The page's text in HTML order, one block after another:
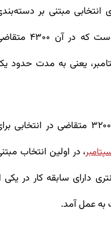
مبتنی بر دسته‌بندی
بود. با این حال، پس از انتخاب ۱۵ آگوست که در آن ۴۳۰۰ متقاضی
کردند تا انتخاب ۱۹ سپتامبر، یعنی به مدت حدود یک
بالاخره در ۱۹ سپتامبر، اداره مهاجرت از ۳۲۰۰ متقاضی در انتخابی برای
، در اولین انتخاب مبتنی
دارای سابقه کار در یکی از